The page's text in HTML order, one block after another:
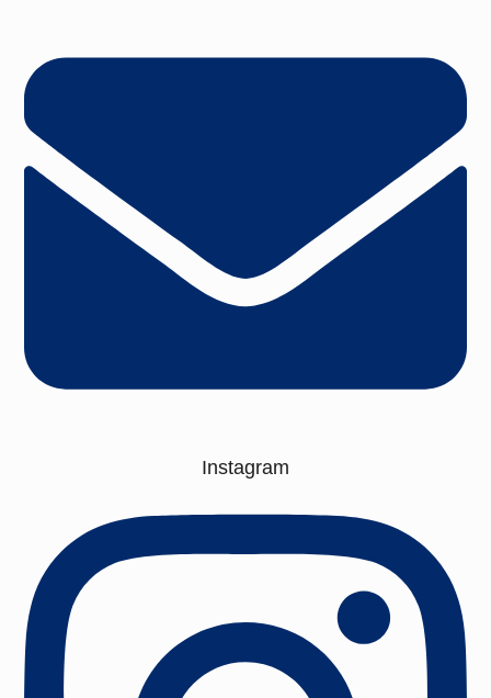
Instagram